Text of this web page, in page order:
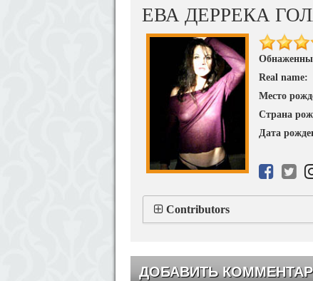
ЕВА ДЕРРЕКА
Real name:
Место
Страна
Дата
Contributors
ДОБАВИТЬ